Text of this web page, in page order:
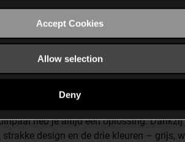
Accept Cookies
Allow selection
Deny
Belgisch design
heb je altijd een oplossing. Dankzij
strakke design en de drie kleuren – grijs,